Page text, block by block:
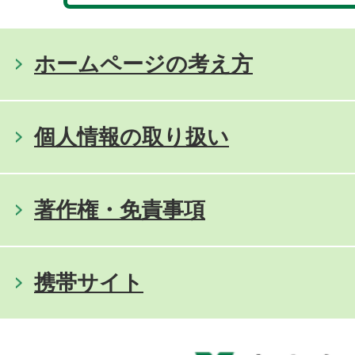
ホームページの考え方
個人情報の取り扱い
著作権・免責事項
携帯サイト